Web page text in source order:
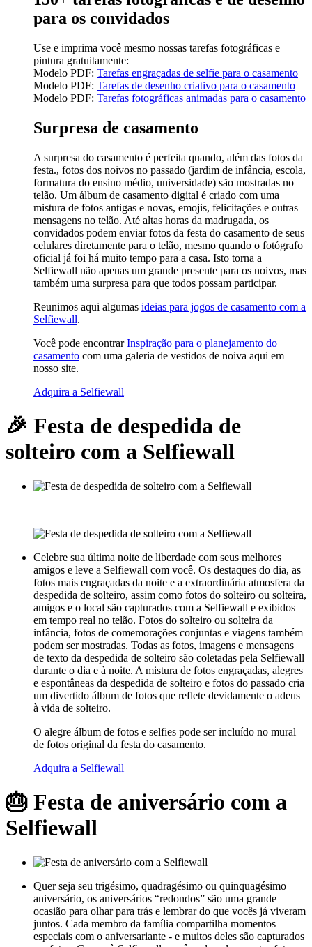
para os convidados
Use e imprima você mesmo nossas tarefas fotográficas e
pintura gratuitamente:
Modelo PDF: Tarefas engraçadas de selfie para o casamento
Modelo PDF: Tarefas de desenho criativo para o casamento
Modelo PDF: Tarefas fotográficas animadas para o casamento
Surpresa de casamento
A surpresa do casamento é perfeita quando, além das fotos da
festa., fotos dos noivos no passado (jardim de infância, escola,
formatura do ensino médio, universidade) são mostradas no
telão. Um álbum de casamento digital é criado com uma
mistura de fotos antigas e novas, emojis, felicitações e outras
mensagens no telão. Até altas horas da madrugada, os
convidados podem enviar fotos da festa do casamento de seus
celulares diretamente para o telão, mesmo quando o fotógrafo
oficial já foi há muito tempo para a casa. Isto torna a
Selfiewall não apenas um grande presente para os noivos, mas
também uma surpresa para que todos possam participar.
Reunimos aqui algumas ideias para jogos de casamento com a
Selfiewall.
Você pode encontrarInspiração para o planejamento do
casamento com uma galeria de vestidos de noiva aqui em
nosso site.
Adquira a Selfiewall
🎉 Festa de despedida de
solteiro com a Selfiewall
Celebre sua última noite de liberdade com seus melhores
amigos e leve a Selfiewall com você. Os destaques do dia, as
fotos mais engraçadas da noite e a extraordinária atmosfera da
despedida de solteiro, assim como fotos do solteiro ou solteira,
amigos e o local são capturados com a Selfiewall e exibidos
em tempo real no telão. Fotos do solteiro ou solteira da
infância, fotos de comemorações conjuntas e viagens também
podem ser mostradas. Todas as fotos, imagens e mensagens
de texto da despedida de solteiro são coletadas pela Selfiewall
durante o dia e à noite. A mistura de fotos engraçadas, alegres
e espontâneas da despedida de solteiro e fotos do passado cria
um divertido álbum de fotos que reflete devidamente o adeus
à vida de solteiro.
O alegre álbum de fotos e selfies pode ser incluído no mural
de fotos original da festa do casamento.
Adquira a Selfiewall
🎂 Festa de aniversário com a
Selfiewall
Quer seja seu trigésimo, quadragésimo ou quinquagésimo
aniversário, os aniversários “redondos” são uma grande
ocasião para olhar para trás e lembrar do que vocês já viveram
juntos. Cada membro da família compartilha momentos
especiais com o aniversariante - e muitos deles são capturados